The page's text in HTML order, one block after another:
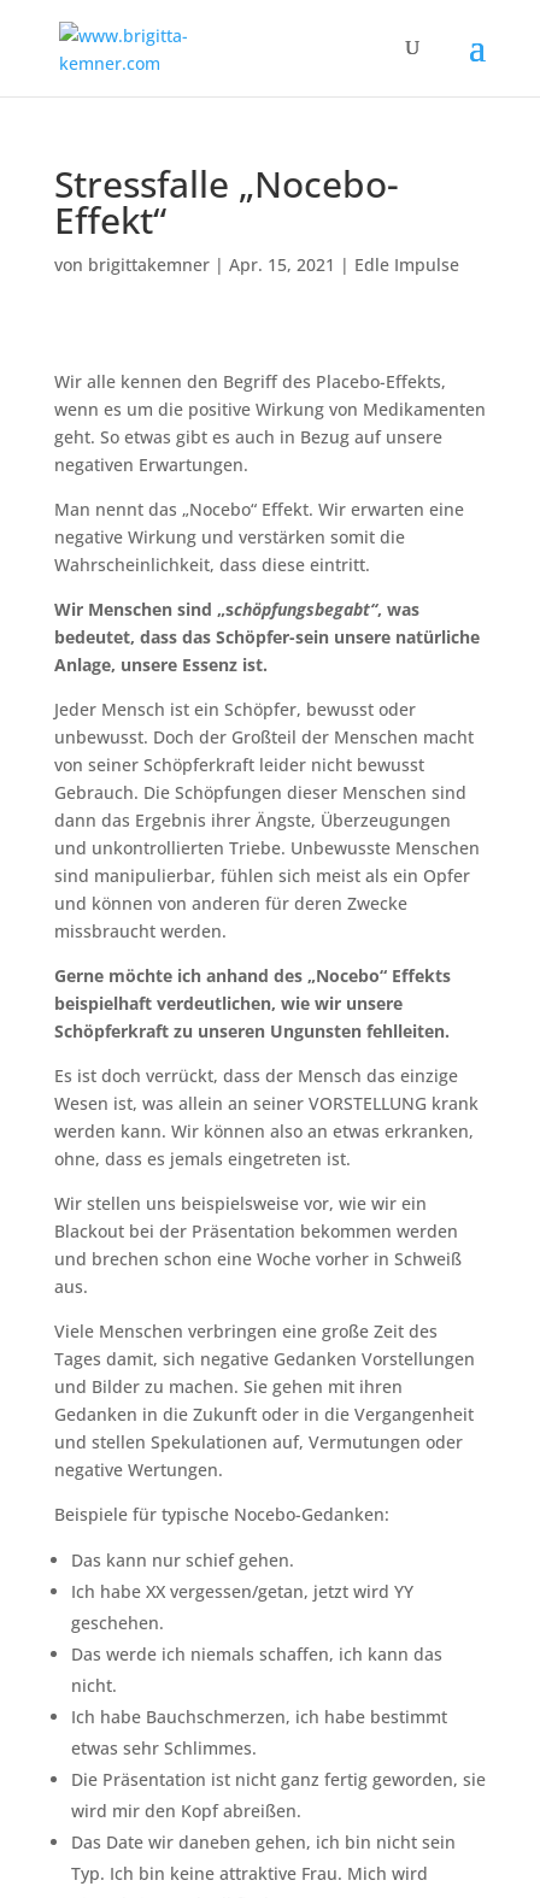
Stressfalle „Nocebo-
Effekt“
von brigittakemner| Apr. 15, 2021 | Edle Impulse
Wir alle kennen den Begriff des Placebo-Effekts,
wenn es um die positive Wirkung von Medikamenten
geht. So etwas gibt es auch in Bezug auf unsere
negativen Erwartungen.
Man nennt das „Nocebo“ Effekt. Wir erwarten eine
negative Wirkung und verstärken somit die
Wahrscheinlichkeit, dass diese eintritt.
Wir Menschen sind „schöpfungsbegabt“, was
bedeutet, dass das Schöpfer-sein unsere natürliche
Anlage, unsere Essenz ist.
Jeder Mensch ist ein Schöpfer, bewusst oder
unbewusst. Doch der Großteil der Menschen macht
von seiner Schöpferkraft leider nicht bewusst
Gebrauch. Die Schöpfungen dieser Menschen sind
dann das Ergebnis ihrer Ängste, Überzeugungen
und unkontrollierten Triebe. Unbewusste Menschen
sind manipulierbar, fühlen sich meist als ein Opfer
und können von anderen für deren Zwecke
missbraucht werden.
Gerne möchte ich anhand des „Nocebo“ Effekts
beispielhaft verdeutlichen, wie wir unsere
Schöpferkraft zu unseren Ungunsten fehlleiten.
Es ist doch verrückt, dass der Mensch das einzige
Wesen ist, was allein an seiner VORSTELLUNG krank
werden kann. Wir können also an etwas erkranken,
ohne, dass es jemals eingetreten ist.
Wir stellen uns beispielsweise vor, wie wir ein
Blackout bei der Präsentation bekommen werden
und brechen schon eine Woche vorher in Schweiß
aus.
Viele Menschen verbringen eine große Zeit des
Tages damit, sich negative Gedanken Vorstellungen
und Bilder zu machen. Sie gehen mit ihren
Gedanken in die Zukunft oder in die Vergangenheit
und stellen Spekulationen auf, Vermutungen oder
negative Wertungen.
Beispiele für typische Nocebo-Gedanken:
Das kann nur schief gehen.
Ich habe XX vergessen/getan, jetzt wird YY
geschehen.
Das werde ich niemals schaffen, ich kann das
nicht.
Ich habe Bauchschmerzen, ich habe bestimmt
etwas sehr Schlimmes.
Die Präsentation ist nicht ganz fertig geworden, sie
wird mir den Kopf abreißen.
Das Date wir daneben gehen, ich bin nicht sein
Typ. Ich bin keine attraktive Frau. Mich wird